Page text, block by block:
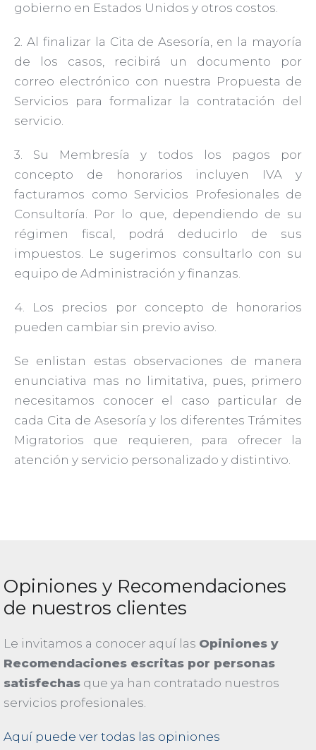
gobierno en Estados Unidos y otros costos.
2. Al finalizar la Cita de Asesoría, en la mayoría
de los casos, recibirá un documento por
correo electrónico con nuestra Propuesta de
Servicios para formalizar la contratación del
servicio.
3. Su Membresía y todos los pagos por
concepto de honorarios incluyen IVA y
facturamos como Servicios Profesionales de
Consultoría. Por lo que, dependiendo de su
régimen fiscal, podrá deducirlo de sus
impuestos. Le sugerimos consultarlo con su
equipo de Administración y finanzas.
4. Los precios por concepto de honorarios
pueden cambiar sin previo aviso.
Se enlistan estas observaciones de manera
enunciativa mas no limitativa, pues, primero
necesitamos conocer el caso particular de
cada Cita de Asesoría y los diferentes Trámites
Migratorios que requieren, para ofrecer la
atención y servicio personalizado y distintivo.
Opiniones y Recomendaciones
de nuestros clientes
Le invitamos a conocer aquí las Opiniones y
Recomendaciones escritas por personas
satisfechas que ya han contratado nuestros
servicios profesionales.
Aquí puede ver todas las opiniones